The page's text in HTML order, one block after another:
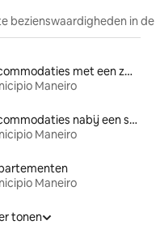
bezienswaardigheden in de
Accommodaties met een zwembad
Maneiro
Accommodaties nabij een strand
Maneiro
Maneiro
tonen